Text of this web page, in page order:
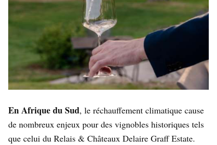
En Afrique du Sud, le réchauffement climatique cause
de nombreux enjeux pour des vignobles historiques tels
que celui du Relais & Châteaux Delaire Graff Estate.